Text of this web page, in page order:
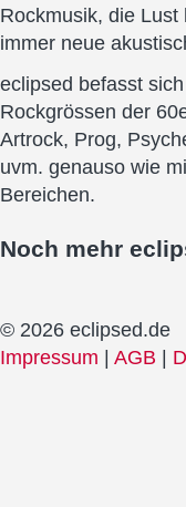
Rockmusik, die
immer neue
eclipsed befasst
Rockgrössen der
Artrock, Prog,
uvm. genauso wie
Bereichen.
Noch mehr
© 2026 eclipsed.de
Impressum
AGB